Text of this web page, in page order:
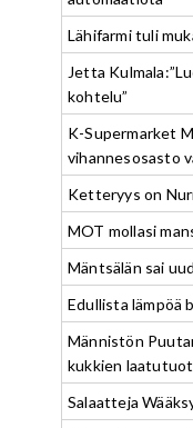
Lähifarmi tuli
Jetta
kohtelu”
K-Supermarket
vihannesosasto
Ketteryys on
MOT mollasi
Mäntsälän sai
Edullista lämpöä
Männistön
kukkien
Salaatteja